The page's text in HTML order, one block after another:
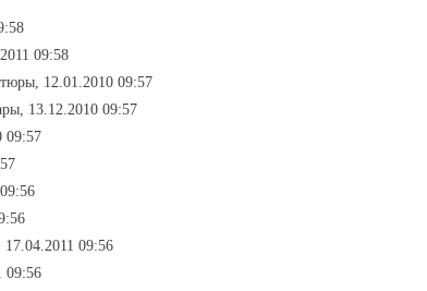
09:58
12.01.2010 09:57
13.12.2010 09:57
09:57
09:56
09:56